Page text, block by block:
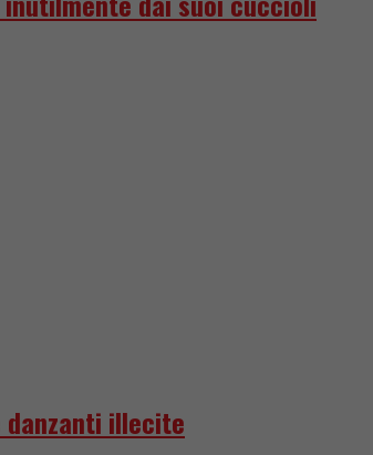
danzanti illecite